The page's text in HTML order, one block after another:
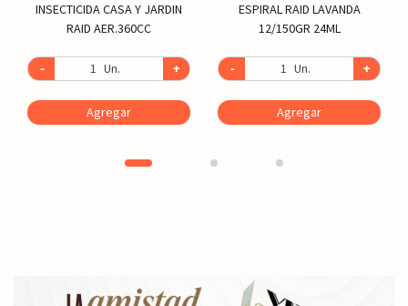
INSECTICIDA CASA Y JARDIN
RAID AER.360CC
- Un. +
Agregar
ESPIRAL RAID LAVANDA
12/150GR 24ML
- Un. +
Agregar